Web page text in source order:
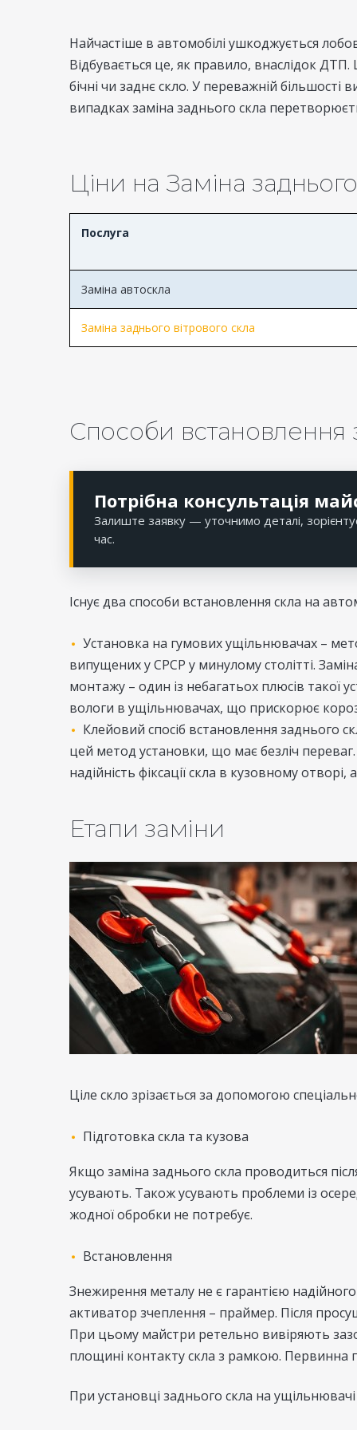
Найчастіше в автомобілі ушкоджується
Відбувається це, як правило, внаслідок
бічні чи заднє скло. У переважній
випадках заміна заднього скла
Ціни на Заміна
Послуга
Заміна автоскла
Заміна заднього вітрового скла
Способи встановлення
Потрібна консультація
Залиште заявку — уточнимо деталі,
час.
Існує два способи встановлення скла на
Установка на гумових ущільнювачах –
випущених у СРСР у минулому столітті.
монтажу – один із небагатьох плюсів такої
вологи в ущільнювачах, що прискорює
Клейовий спосіб встановлення заднього
цей метод установки, що має безліч
надійність фіксації скла в кузовному
Етапи заміни
Ціле скло зрізається за допомогою
Підготовка скла та кузова
Якщо заміна заднього скла проводиться
усувають. Також усувають проблеми із
жодної обробки не потребує.
Встановлення
Знежирення металу не є гарантією
активатор зчеплення – праймер. Після
При цьому майстри ретельно вивіряють
площині контакту скла з рамкою. Первинна
При установці заднього скла на